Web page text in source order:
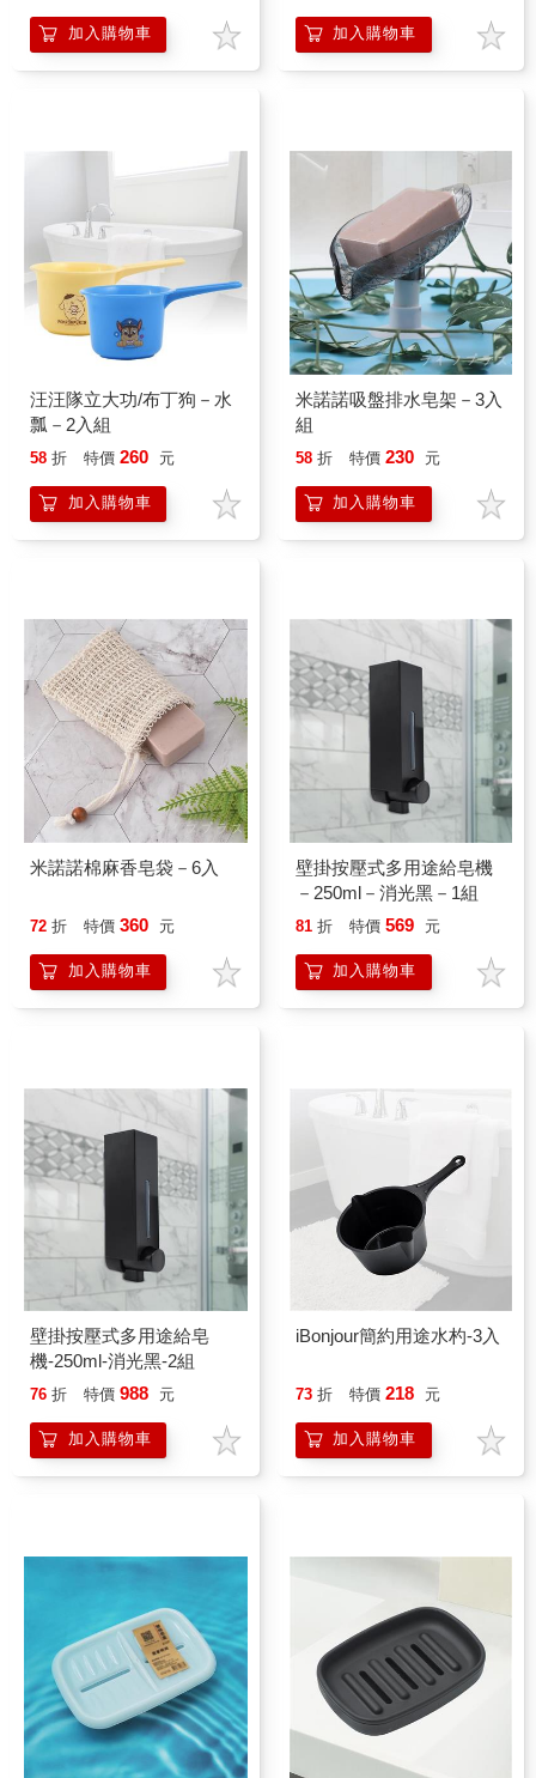
加入購物車 加入購物車
汪汪隊立大功/布丁狗－水
瓢－2入組
58 折 特價 260 元
加入購物車
米諾諾吸盤排水皂架－3入
組
58 折 特價 230 元
加入購物車
米諾諾棉麻香皂袋－6入
72 折 特價 360 元
加入購物車
壁掛按壓式多用途給皂機
－250ml－消光黑－1組
81 折 特價 569 元
加入購物車
壁掛按壓式多用途給皂
機-250ml-消光黑-2組
76 折 特價 988 元
加入購物車
iBonjour簡約用途水杓-3入
73 折 特價 218 元
加入購物車